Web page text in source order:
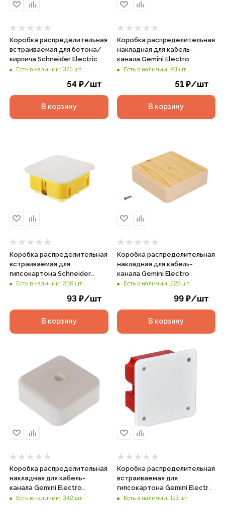
Коробка распределительная
встраиваемая для бетона/
кирпича Schneider Electric
d100х50мм IP30 зеленая, арт.
Есть в наличии: 375 шт
54₽/шт
В корзину
Коробка распределительная
накладная для кабель-
канала Gemini Electro
75х75х28мм IP40 белая, арт.
Есть в наличии: 93 шт
51 ₽/шт
В корзину
Коробка распределительная
встраиваемая для
гипсокартона Schneider
Electric 100х100х50мм IP20
Есть в наличии: 236 шт
93₽/шт
В корзину
Коробка распределительная
накладная для кабель-
канала Gemini Electro
100х100х44мм IP40 сосна,
Есть в наличии: 228 шт
99 ₽/шт
В корзину
Коробка распределительная
накладная для кабель-
канала Gemini Electro
50х50х20мм IP40 белая, арт.
Есть в наличии: 342 шт
Коробка распределительная
встраиваемая для
гипсокартона Gemini Electro
92х92х45мм IP20 красная,
Есть в наличии: 113 шт